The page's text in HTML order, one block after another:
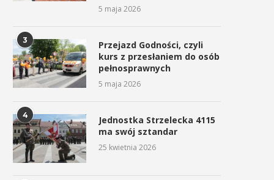
5 maja 2026
3
Przejazd Godności, czyli
kurs z przesłaniem do osób
pełnosprawnych
5 maja 2026
4
Jednostka Strzelecka 4115
ma swój sztandar
25 kwietnia 2026